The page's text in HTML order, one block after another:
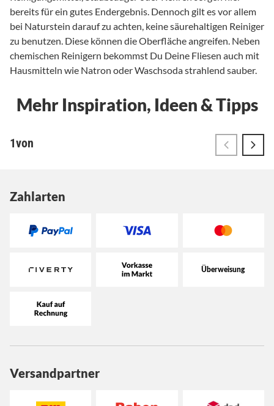
Zahlarten
Versandpartner